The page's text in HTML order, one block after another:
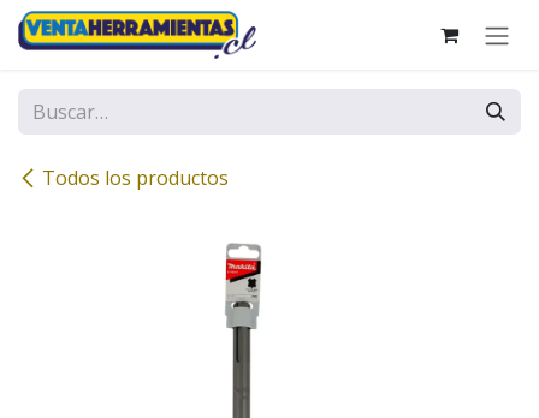
Ir al contenido
Todos los productos